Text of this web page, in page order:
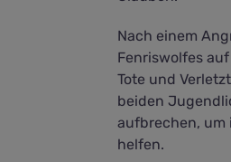
Nach einem
Fenriswolfes
Tote und
beiden
aufbrechen, um
helfen.